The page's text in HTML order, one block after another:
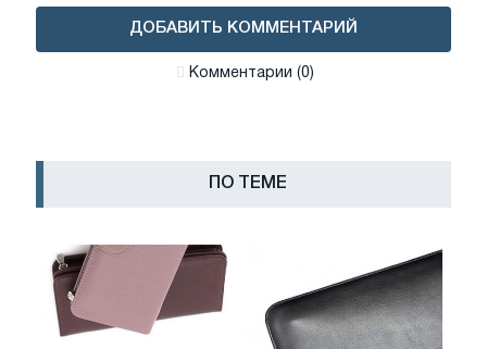
ДОБАВИТЬ КОММЕНТАРИЙ
Комментарии (0)
ПО ТЕМЕ